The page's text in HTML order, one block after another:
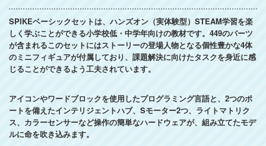
SPIKEベーシックセットは、ハンズオン（実体験型）STEAM学習を楽
しく学ぶことができる小学校低・中学年向けの教材です。449のパーツ
が含まれるこのセットにはストーリーの登場人物となる個性豊かな4体
のミニフィギュアが付属しており、課題解決に向けたタスクを身近に感
じることができるよう工夫されています。
アイコンやワードブロックを使用したプログラミング言語と、2つのポ
ートを備えたインテリジェントハブ、Sモーター2つ、ライトマトリク
ス、カラーセンサーなど操作の簡単なハードウェアが、組み立てたモデ
ルに命を吹き込みます。